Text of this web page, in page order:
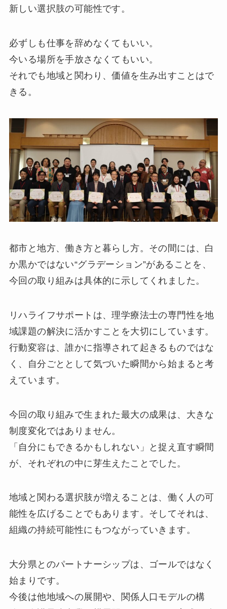
新しい選択肢の可能性です。
必ずしも仕事を辞めなくてもいい。
今いる場所を手放さなくてもいい。
それでも地域と関わり、価値を生み出すことはで
きる。
都市と地方、働き方と暮らし方。その間には、白
か黒かではない“グラデーション”があることを、
今回の取り組みは具体的に示してくれました。
リハライフサポートは、理学療法士の専門性を地
域課題の解決に活かすことを大切にしています。
行動変容は、誰かに指導されて起きるものではな
く、自分ごととして気づいた瞬間から始まると考
えています。
今回の取り組みで生まれた最大の成果は、大きな
制度変化ではありません。
「自分にもできるかもしれない」と捉え直す瞬間
が、それぞれの中に芽生えたことでした。
地域と関わる選択肢が増えることは、働く人の可
能性を広げることでもあります。そしてそれは、
組織の持続可能性にもつながっていきます。
大分県とのパートナーシップは、ゴールではなく
始まりです。
今後は他地域への展開や、関係人口モデルの構